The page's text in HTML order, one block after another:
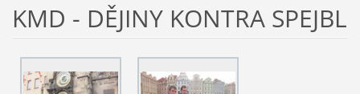
KMD - DĚJINY KONTRA SPEJBL